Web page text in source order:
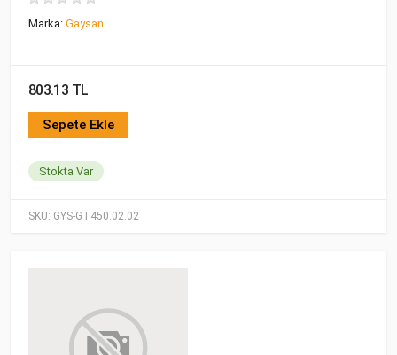
SKU: GYS-GT450.02.02
Marka: Gaysan
803.13 TL
Sepete Ekle
Stokta Var